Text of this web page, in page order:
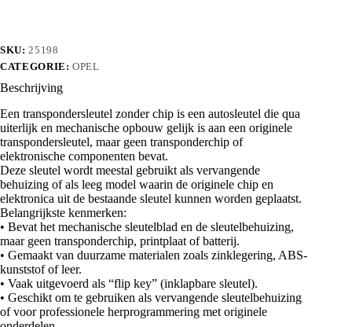
SKU:25198
CATEGORIE:OPEL
Beschrijving
Een transpondersleutel zonder chip is een autosleutel die qua
uiterlijk en mechanische opbouw gelijk is aan een originele
transpondersleutel, maar geen transponderchip of
elektronische componenten bevat.
Deze sleutel wordt meestal gebruikt als vervangende
behuizing of als leeg model waarin de originele chip en
elektronica uit de bestaande sleutel kunnen worden geplaatst.
Belangrijkste kenmerken:
• Bevat het mechanische sleutelblad en de sleutelbehuizing,
maar geen transponderchip, printplaat of batterij.
• Gemaakt van duurzame materialen zoals zinklegering, ABS-
kunststof of leer.
• Vaak uitgevoerd als “flip key” (inklapbare sleutel).
• Geschikt om te gebruiken als vervangende sleutelbehuizing
of voor professionele herprogrammering met originele